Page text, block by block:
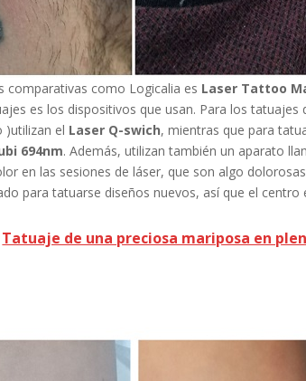
comparativas como Logicalia es Laser Tattoo
es los dispositivos que usan. Para los tatuajes
)utilizan el Laser Q-swich, mientras que para
694nm. Además, utilizan también un aparato
en las sesiones de láser, que son algo
para tatuarse diseños nuevos, así que el centro
Tatuaje de una preciosa mariposa en